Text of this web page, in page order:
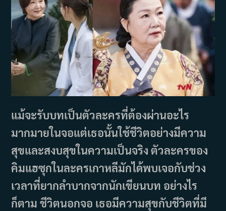
แม้จะรับบทเป็นตัวละครที่ต้องผ่านอะไร
มากมายในจอแต่เธอนั้นใช้ชีวิตอย่างมีความ
สุขและสงบสุขในความเป็นจริง ตัวละครของ
คิมแฮซุกในละครเกาหลีมักได้พบเจอกับช่วง
เวลาที่ยากลำบากจากนักเขียนบท อย่างไร
ก็ตาม ชีวิตนอกจอ เธอมีความสุขกับชีวิตที่มี